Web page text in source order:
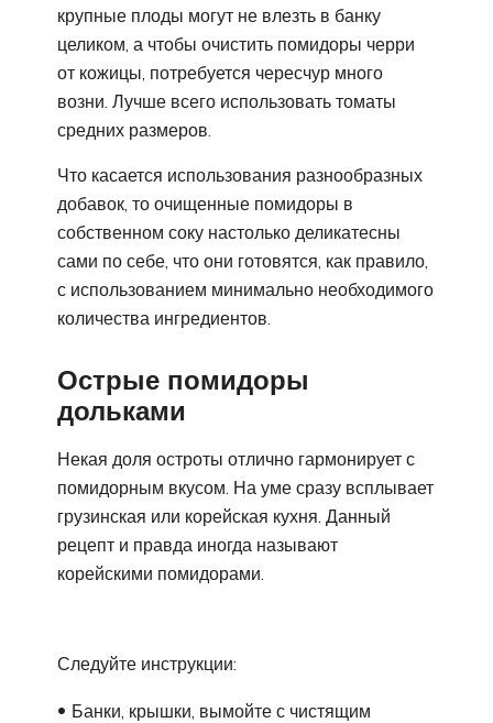
крупные плоды могут не влезть в банку
целиком, а чтобы очистить помидоры черри
от кожицы, потребуется чересчур много
возни. Лучше всего использовать томаты
средних размеров.
Что касается использования разнообразных
добавок, то очищенные помидоры в
собственном соку настолько деликатесны
сами по себе, что они готовятся, как правило,
с использованием минимально необходимого
количества ингредиентов.
Острые помидоры
дольками
Некая доля остроты отлично гармонирует с
помидорным вкусом. На уме сразу всплывает
грузинская или корейская кухня. Данный
рецепт и правда иногда называют
корейскими помидорами.
Следуйте инструкции:
Банки, крышки, вымойте с чистящим